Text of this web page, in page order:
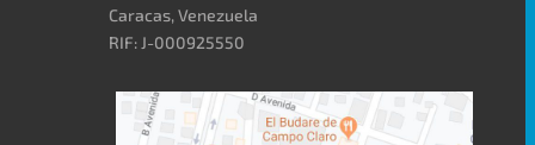
Caracas, Venezuela
RIF: J-000925550